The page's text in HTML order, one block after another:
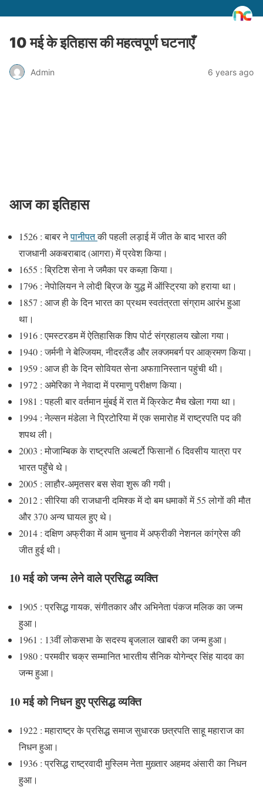
10 मई के इतिहास की महत्वपूर्ण घटनाएँ
Admin 6 years ago
आज का इतिहास
1526 : बाबर नेपानीपतकी पहली लड़ाई में जीत के बाद भारत की
राजधानी अकबराबाद (आगरा) में प्रवेश किया।
1655 : ब्रिटिश सेना ने जमैका पर कब्ज़ा किया।
1796 : नेपोलियन ने लोदी ब्रिज के युद्ध में ऑस्ट्रिया को हराया था।
1857 : आज ही के दिन भारत का प्रथम स्वतंत्रता संग्राम आरंभ हुआ
था।
1916 : एमस्टरडम में ऐतिहासिक शिप पोर्ट संग्रहालय खोला गया।
1940 : जर्मनी ने बेल्जियम, नीदरलैंड और लक्जमबर्ग पर आक्रमण किया।
1959 : आज ही के दिन सोवियत सेना अफग़ानिस्तान पहुंची थी।
1972 : अमेरिका ने नेवादा में परमाणु परीक्षण किया।
1981 : पहली बार वर्तमान मुंबई में रात में क्रिकेट मैच खेला गया था।
1994 : नेल्सन मंडेला ने प्रिटोरिया में एक समारोह में राष्ट्रपति पद की
शपथ ली।
2003 : मोजाम्बिक के राष्ट्रपति अल्बर्टो फिसानों 6 दिवसीय यात्रा पर
भारत पहुँचे थे।
2005 : लाहौर-अमृतसर बस सेवा शुरू की गयी।
2012 : सीरिया की राजधानी दमिश्क में दो बम धमाकों में 55 लोगों की मौत
और 370 अन्य घायल हुए थे।
2014 : दक्षिण अफ्रीका में आम चुनाव में अफ्रीकी नेशनल कांग्रेस की
जीत हुई थी।
10 मई को जन्म लेने वाले प्रसिद्ध व्यक्ति
1905 : प्रसिद्ध गायक, संगीतकार और अभिनेता पंकज मलिक का जन्म
हुआ।
1961 : 13वीं लोकसभा के सदस्य बृजलाल खाबरी का जन्म हुआ।
1980 : परमवीर चक्र सम्मानित भारतीय सैनिक योगेन्द्र सिंह यादव का
जन्म हुआ।
10 मई को निधन हुए प्रसिद्ध व्यक्ति
1922 : महाराष्ट्र के प्रसिद्ध समाज सुधारक छत्रपति साहू महाराज का
निधन हुआ।
1936 : प्रसिद्ध राष्ट्रवादी मुस्लिम नेता मुख़्तार अहमद अंसारी का निधन
हुआ।